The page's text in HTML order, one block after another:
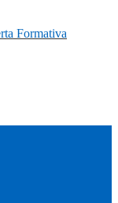
Formativa